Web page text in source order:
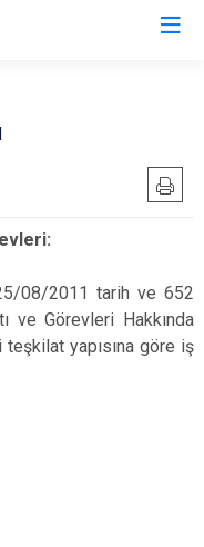
08/2011 tarih ve 652
ve Görevleri Hakkında
yapısına göre iş